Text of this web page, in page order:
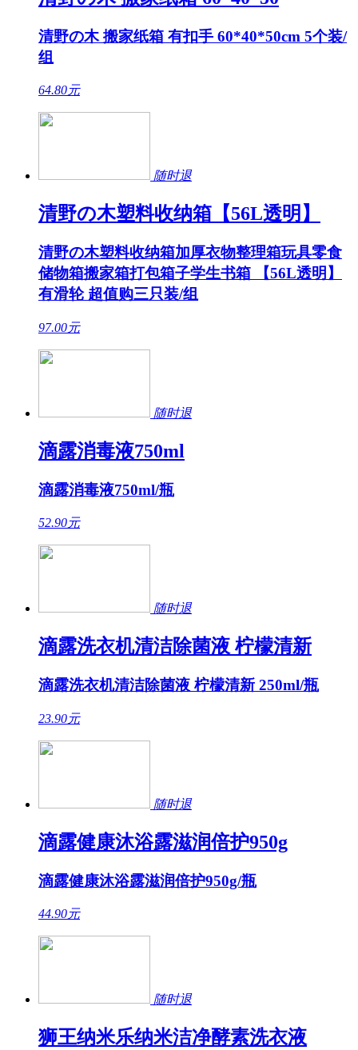
清野の木 搬家纸箱 有扣手 60*40*50cm 5个装/
组
64.80元
随时退
清野の木塑料收纳箱【56L透明】
清野の木塑料收纳箱加厚衣物整理箱玩具零食
储物箱搬家箱打包箱子学生书箱 【56L透明】
有滑轮 超值购三只装/组
97.00元
随时退
滴露消毒液750ml
滴露消毒液750ml/瓶
52.90元
随时退
滴露洗衣机清洁除菌液 柠檬清新
滴露洗衣机清洁除菌液 柠檬清新 250ml/瓶
23.90元
随时退
滴露健康沐浴露滋润倍护950g
滴露健康沐浴露滋润倍护950g/瓶
44.90元
随时退
狮王纳米乐纳米洁净酵素洗衣液